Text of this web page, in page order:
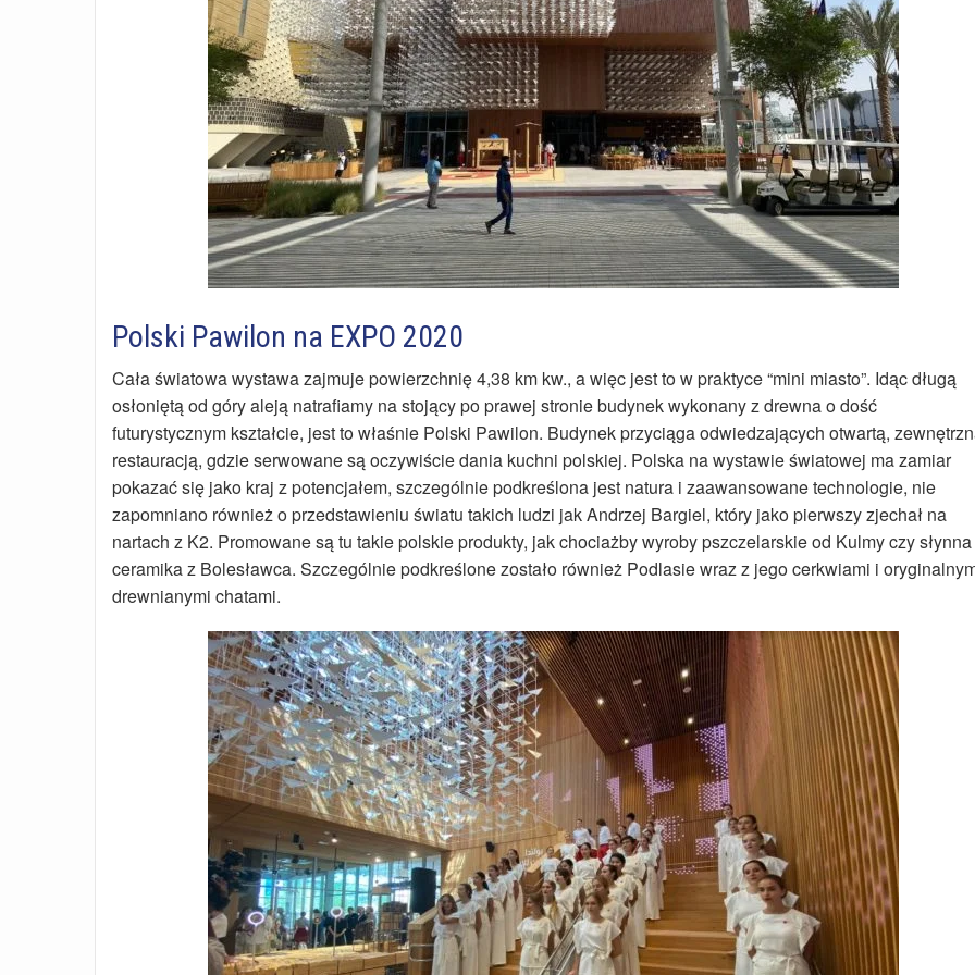
Polski Pawilon na EXPO 2020
Cała światowa wystawa zajmuje powierzchnię 4,38 km kw., a więc jest to w praktyce “mini miasto”. Idąc długą
osłoniętą od góry aleją natrafiamy na stojący po prawej stronie budynek wykonany z drewna o dość
futurystycznym kształcie, jest to właśnie Polski Pawilon. Budynek przyciąga odwiedzających otwartą,
restauracją, gdzie serwowane są oczywiście dania kuchni polskiej. Polska na wystawie światowej ma zamiar
pokazać się jako kraj z potencjałem, szczególnie podkreślona jest natura i zaawansowane technologie, nie
zapomniano również o przedstawieniu światu takich ludzi jak Andrzej Bargiel, który jako pierwszy zjechał na
nartach z K2. Promowane są tu takie polskie produkty, jak chociażby wyroby pszczelarskie od Kulmy czy słynna
ceramika z Bolesławca. Szczególnie podkreślone zostało również Podlasie wraz z jego cerkwiami i
drewnianymi chatami.